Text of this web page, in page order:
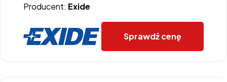
Producent: Exide
Sprawdź cenę